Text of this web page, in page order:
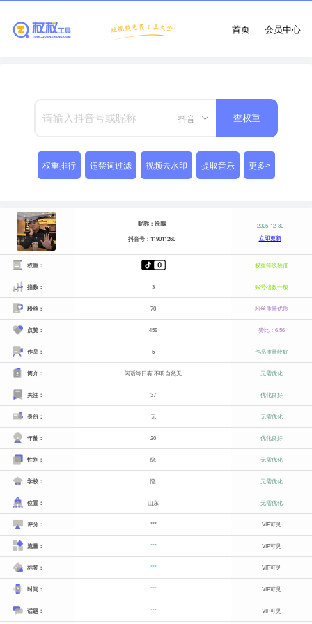
会员中心
首页
抖音 查权重
权重排行 违禁词过滤 视频去水印 提取音乐 更多>
昵称：徐鵬
抖音号：119011260
2025-12-30
立即更新
权重： 权重等级较低
指数： 3 账号指数一般
粉丝： 70 粉丝质量优质
点赞： 459 赞比：6.56
作品： 5 作品质量较好
简介： 闲话终日有 不听自然无 无需优化
关注： 37 优化良好
身份： 无 无需优化
年龄： 20 优化良好
性别： 隐 无需优化
学校： 隐 无需优化
位置： 山东 无需优化
评分： *** VIP可见
流量： *** VIP可见
标签： *** VIP可见
时间： *** VIP可见
话题： *** VIP可见